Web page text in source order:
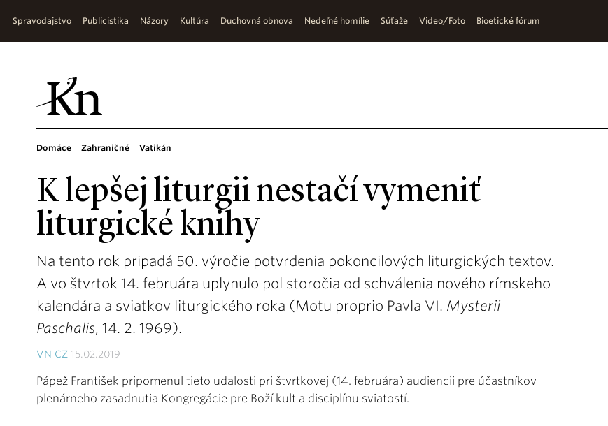
Spravodajstvo Publicistika Názory Kultúra Duchovná obnova Nedeľné homílie Súťaže Video/Foto Bioetické fórum
Domáce Zahraničné Vatikán
K lepšej liturgii nestačí vymeniť
liturgické knihy
Na tento rok pripadá 50. výročie potvrdenia pokoncilových liturgických textov.
A vo štvrtok 14. februára uplynulo pol storočia od schválenia nového rímskeho
kalendára a sviatkov liturgického roka (Motu proprio Pavla VI. Mysterii
Paschalis, 14. 2. 1969).
VN CZ 15.02.2019
Pápež František pripomenul tieto udalosti pri štvrtkovej (14. februára) audiencii pre účastníkov
plenárneho zasadnutia Kongregácie pre Boží kult a disciplínu sviatostí.